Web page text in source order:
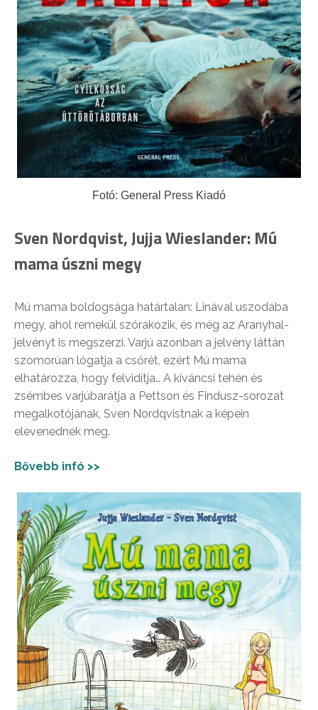
Fotó: General Press Kiadó
Sven Nordqvist, Jujja Wieslander: Mú
mama úszni megy
Mú mama boldogsága határtalan: Linával uszodába
megy, ahol remekül szórakozik, és még az Aranyhal-
jelvényt is megszerzi. Varjú azonban a jelvény láttán
szomorúan lógatja a csőrét, ezért Mú mama
elhatározza, hogy felvidítja… A kíváncsi tehén és
zsémbes varjúbarátja a Pettson és Findusz-sorozat
megalkotójának, Sven Nordqvistnak a képein
elevenednek meg.
Bővebb infó >>